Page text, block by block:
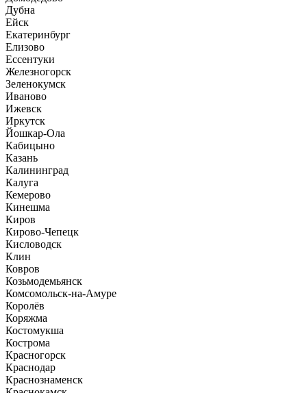
Дубна
Ейск
Екатеринбург
Елизово
Ессентуки
Железногорск
Зеленокумск
Иваново
Ижевск
Иркутск
Йошкар-Ола
Кабицыно
Казань
Калининград
Калуга
Кемерово
Кинешма
Киров
Кирово-Чепецк
Кисловодск
Клин
Ковров
Козьмодемьянск
Комсомольск-на-Амуре
Королёв
Коряжма
Костомукша
Кострома
Красногорск
Краснодар
Краснознаменск